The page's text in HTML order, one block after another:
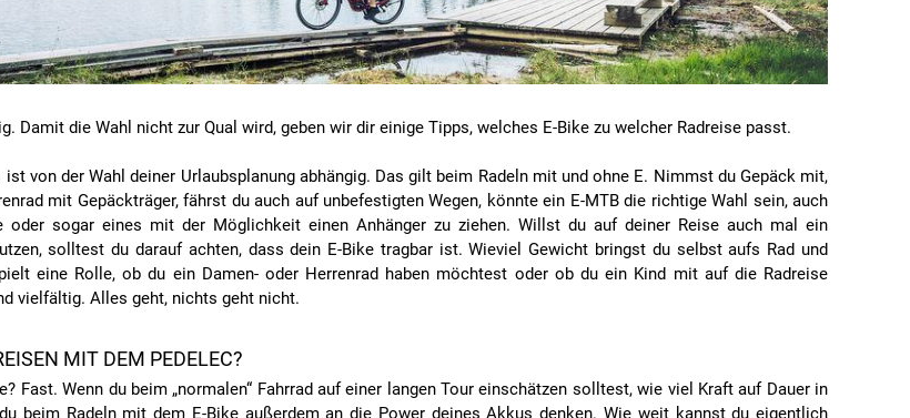
Damit die Wahl nicht zur Qual wird, geben wir dir einige Tipps, welches E-Bike zu welcher Radreise passt.
von der Wahl deiner Urlaubsplanung abhängig. Das gilt beim Radeln mit und ohne E. Nimmst du Gepäck mit,
mit Gepäckträger, fährst du auch auf unbefestigten Wegen, könnte ein E-MTB die richtige Wahl sein, auch
oder sogar eines mit der Möglichkeit einen Anhänger zu ziehen. Willst du auf deiner Reise auch mal ein
solltest du darauf achten, dass dein E-Bike tragbar ist. Wieviel Gewicht bringst du selbst aufs Rad und
eine Rolle, ob du ein Damen- oder Herrenrad haben möchtest oder ob du ein Kind mit auf die Radreise
vielfältig. Alles geht, nichts geht nicht.
MIT DEM PEDELEC?
Fast. Wenn du beim „normalen“ Fahrrad auf einer langen Tour einschätzen solltest, wie viel Kraft auf Dauer in
beim Radeln mit dem E-Bike außerdem an die Power deines Akkus denken. Wie weit kannst du eigentlich